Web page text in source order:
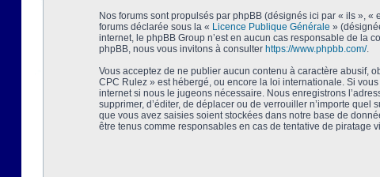
Nos forums sont propulsés par phpBB (désignés ici par « ils »,
forums déclarée sous la « Licence Publique Générale »
internet, le phpBB Group n’est en aucun cas responsable de la
phpBB, nous vous invitons à consulter https://www.phpbb.com/.
Vous acceptez de ne publier aucun contenu à caractère abusif,
CPC Rulez » est hébergé, ou encore la loi internationale. Si
internet si nous le jugeons nécessaire. Nous enregistrons
supprimer, d’éditer, de déplacer ou de verrouiller n’importe
que vous avez saisies soient stockées dans notre base de
être tenus comme responsables en cas de tentative de piratage